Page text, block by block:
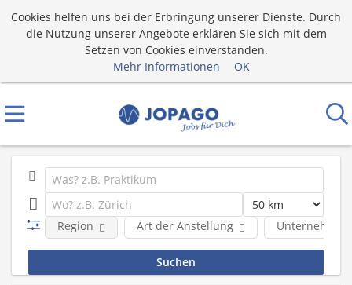
Cookies helfen uns bei der Erbringung unserer Dienste. Durch
die Nutzung unserer Angebote erklären Sie sich mit dem
Setzen von Cookies einverstanden.
Mehr Informationen
OK
Art der Anstellung Unternehmen
Region